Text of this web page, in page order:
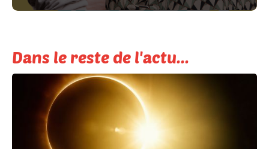
Dans le reste de l'actu...